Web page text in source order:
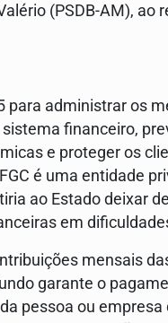
(PSDB-AM), ao
para administrar os
financeiro,
e proteger os
é uma entidade
ao Estado deixar
em
mensais
garante o
pessoa ou empresa